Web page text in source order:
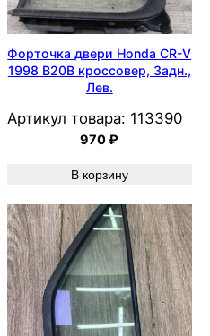
Форточка двери Honda CR-V
1998 B20B кроссовер, Задн.,
Лев.
Артикул товара: 113390
970₽
В корзину